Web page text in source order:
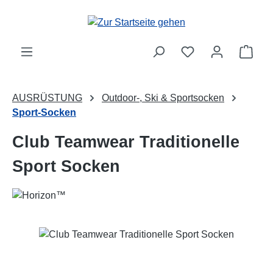
Zum Hauptinhalt springen
AUSRÜSTUNG
Outdoor-, Ski & Sportsocken
Sport-Socken
Club Teamwear Traditionelle
Sport Socken